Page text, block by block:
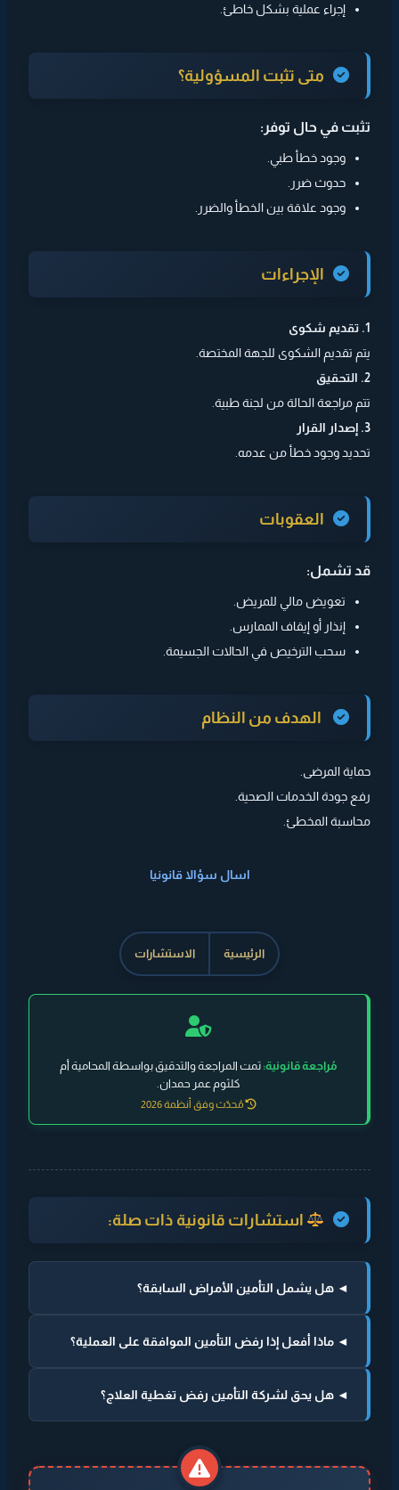
إجراء عملية بشكل خاطئ.
متى تثبت المسؤولية؟
تثبت في حال توفر:
وجود خطأ طبي.
حدوث ضرر.
وجود علاقة بين الخطأ والضرر.
الإجراءات
1. تقديم شكوى
يتم تقديم الشكوى للجهة المختصة.
2. التحقيق
تتم مراجعة الحالة من لجنة طبية.
3. إصدار القرار
تحديد وجود خطأ من عدمه.
العقوبات
قد تشمل:
تعويض مالي للمريض.
إنذار أو إيقاف الممارس.
سحب الترخيص في الحالات الجسيمة.
الهدف من النظام
حماية المرضى.
رفع جودة الخدمات الصحية.
محاسبة المخطئ.
اسال سؤالا قانونيا
الرئيسية الاستشارات
مُراجعة قانونية: تمت المراجعة والتدقيق بواسطة المحامية أم
كلثوم عمر حمدان.
مُحدّث وفق أنظمة 2026
استشارات قانونية ذات صلة:
◄ هل يشمل التأمين الأمراض السابقة؟
◄ ماذا أفعل إذا رفض التأمين الموافقة على العملية؟
◄ هل يحق لشركة التأمين رفض تغطية العلاج؟